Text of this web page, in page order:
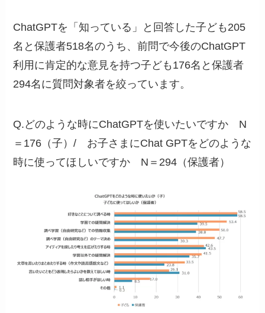
ChatGPTを「知っている」と回答した子ども205
名と保護者518名のうち、前問で今後のChatGPT
利用に肯定的な意見を持つ子ども176名と保護者
294名に質問対象者を絞っています。
Q.どのような時にChatGPTを使いたいですか N
＝176（子）/ お子さまにChat GPTをどのような
時に使ってほしいですか N＝294（保護者）